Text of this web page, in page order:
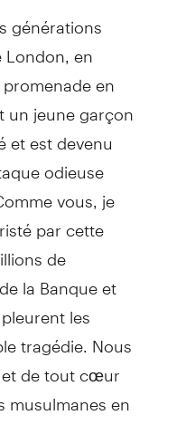
générations
London, en
en
un jeune garçon
et est devenu
odieuse
vous, je
par cette
de
la Banque et
les
tragédie. Nous
de tout cœur
musulmanes en